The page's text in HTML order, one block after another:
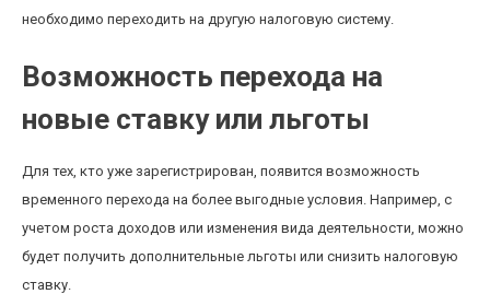
необходимо переходить на другую налоговую систему.
Возможность перехода на
новые ставку или льготы
Для тех, кто уже зарегистрирован, появится возможность
временного перехода на более выгодные условия. Например, с
учетом роста доходов или изменения вида деятельности, можно
будет получить дополнительные льготы или снизить налоговую
ставку.